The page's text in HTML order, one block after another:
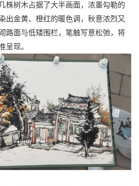
株树木占据了大半画面，浓墨勾勒的
出金黄、橙红的暖色调，秋意浓烈又
路面与低矮围栏，笔触写意松弛，将
呈现。